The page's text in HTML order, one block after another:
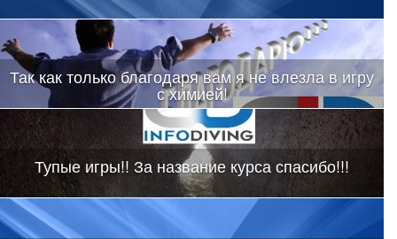
Так как только благодаря вам я не влезла в игру
с химией!
Тупые игры!! За название курса спасибо!!!